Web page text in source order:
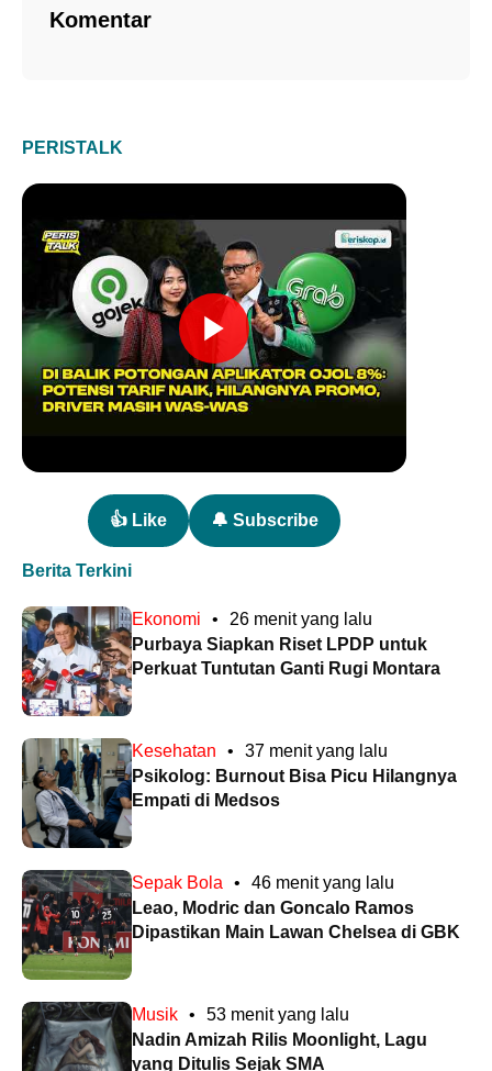
Komentar
PERISTALK
👍 Like 🔔 Subscribe
Berita Terkini
Ekonomi •
26 menit yang lalu
Purbaya Siapkan Riset LPDP untuk
Perkuat Tuntutan Ganti Rugi Montara
Kesehatan •
37 menit yang lalu
Psikolog: Burnout Bisa Picu Hilangnya
Empati di Medsos
Sepak Bola •
46 menit yang lalu
Leao, Modric dan Goncalo Ramos
Dipastikan Main Lawan Chelsea di GBK
Musik •
53 menit yang lalu
Nadin Amizah Rilis Moonlight, Lagu
yang Ditulis Sejak SMA